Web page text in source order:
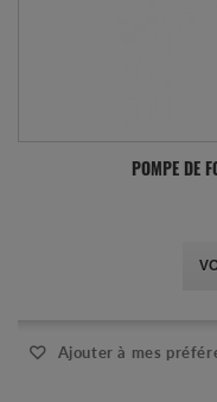
POMPE DE
Ajouter à mes